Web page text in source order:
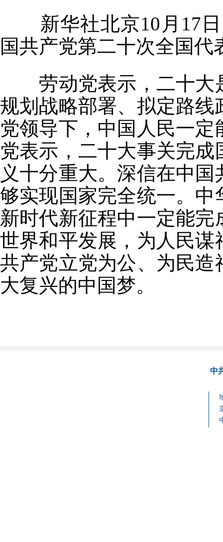
新华社北京10月17日
国共产党第二十次全国代
劳动党表示，二十大
规划战略部署、拟定路
党领导下，中国人民一
党表示，二十大事关完
义十分重大。深信在中
够实现国家完全统一。
新时代新征程中一定能
世界和平发展，为人民
共产党立党为公、为民
大复兴的中国梦。
中